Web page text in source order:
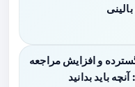
و افزایش مراجعه
باید بدانید